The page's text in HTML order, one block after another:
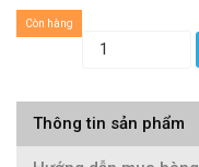
Còn hàng
Thông tin sản phẩm